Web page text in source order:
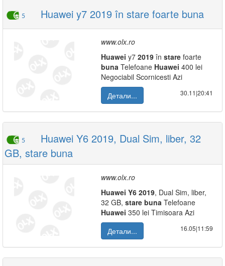
5 Huawei y7 2019 în stare foarte buna
www.olx.ro
Huawei y7 2019 în stare foarte
buna Telefoane Huawei 400 lei
Negociabil Scornicesti Azi
Детали...
30.11|20:41
5
Huawei Y6 2019, Dual Sim, liber, 32
GB, stare buna
www.olx.ro
Huawei Y6 2019, Dual Sim, liber,
32 GB, stare buna Telefoane
Huawei 350 lei Timisoara Azi
Детали...
16.05|11:59